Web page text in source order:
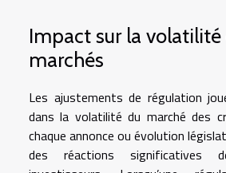
Impact sur la volatilité
marchés
Les ajustements de régulation
dans la volatilité du marché des
chaque annonce ou évolution
des réactions